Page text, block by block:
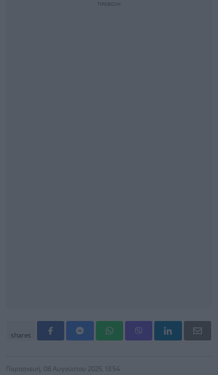
shares
Παρασκευή, 08 Αυγούστου 2025, 13:54